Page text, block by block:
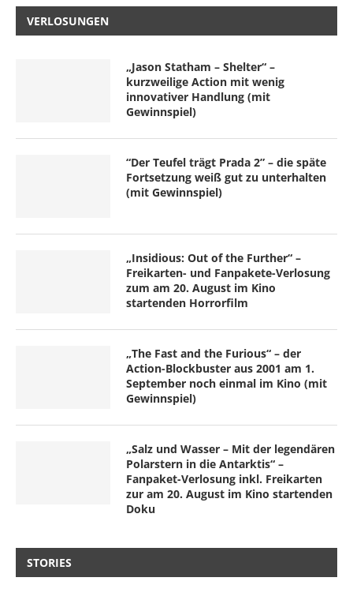
VERLOSUNGEN
„Jason Statham – Shelter“ –
kurzweilige Action mit wenig
innovativer Handlung (mit
Gewinnspiel)
“Der Teufel trägt Prada 2” – die späte
Fortsetzung weiß gut zu unterhalten
(mit Gewinnspiel)
„Insidious: Out of the Further“ –
Freikarten- und Fanpakete-Verlosung
zum am 20. August im Kino
startenden Horrorfilm
„The Fast and the Furious“ – der
Action-Blockbuster aus 2001 am 1.
September noch einmal im Kino (mit
Gewinnspiel)
„Salz und Wasser – Mit der legendären
Polarstern in die Antarktis“ –
Fanpaket-Verlosung inkl. Freikarten
zur am 20. August im Kino startenden
Doku
STORIES